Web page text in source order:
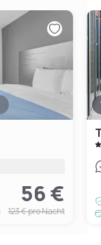
56 €
123 €pro Nacht